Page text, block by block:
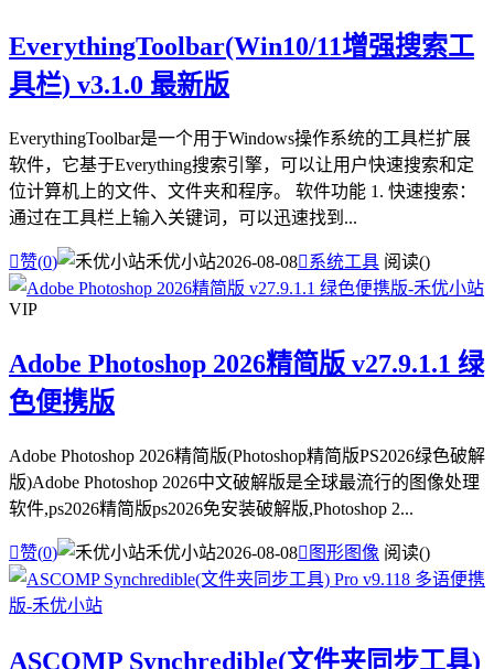
EverythingToolbar(Win10/11增强搜索工
具栏) v3.1.0 最新版
EverythingToolbar是一个用于Windows操作系统的工具栏扩展
软件，它基于Everything搜索引擎，可以让用户快速搜索和定
位计算机上的文件、文件夹和程序。 软件功能 1. 快速搜索：
通过在工具栏上输入关键词，可以迅速找到...
赞(0) 禾优小站2026-08-08系统工具 阅读()
VIP
Adobe Photoshop 2026精简版 v27.9.1.1 绿
色便携版
Adobe Photoshop 2026精简版(Photoshop精简版PS2026绿色破解
版)Adobe Photoshop 2026中文破解版是全球最流行的图像处理
软件,ps2026精简版ps2026免安装破解版,Photoshop 2...
赞(0) 禾优小站2026-08-08 图形图像 阅读()
ASCOMP Synchredible(文件夹同步工具)